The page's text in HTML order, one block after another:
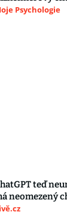
Psychologie
teď
neomezený